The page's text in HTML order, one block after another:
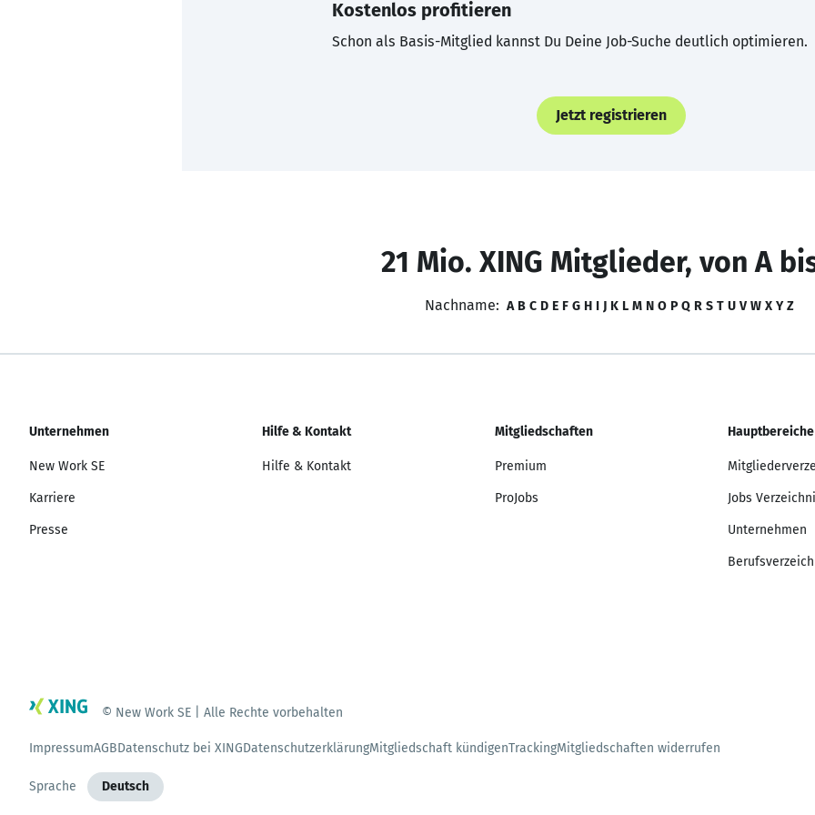
Kostenlos profitieren
Schon als Basis-Mitglied kannst Du Deine Job-Suche deutlich optimieren.
Jetzt registrieren
21 Mio. XING Mitglieder, von A
Nachname: A B C D E F G H I J K L M N O P Q R S T U V W X Y Z
Unternehmen
New Work SE
Karriere
Presse
Hilfe & Kontakt
Hilfe & Kontakt
Mitgliedschaften
Premium
ProJobs
Hauptbereiche
Jobs
Unternehmen
© New Work SE | Alle Rechte vorbehalten
ImpressumAGBDatenschutz bei XINGDatenschutzerklärungMitgliedschaft kündigenTrackingMitgliedschaften widerrufen
Sprache Deutsch